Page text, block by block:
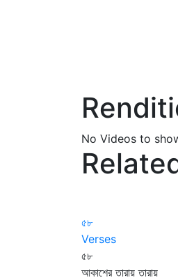
No Videos to
৫৮
Verses
৫৮
আকাশের তারায় তারায়